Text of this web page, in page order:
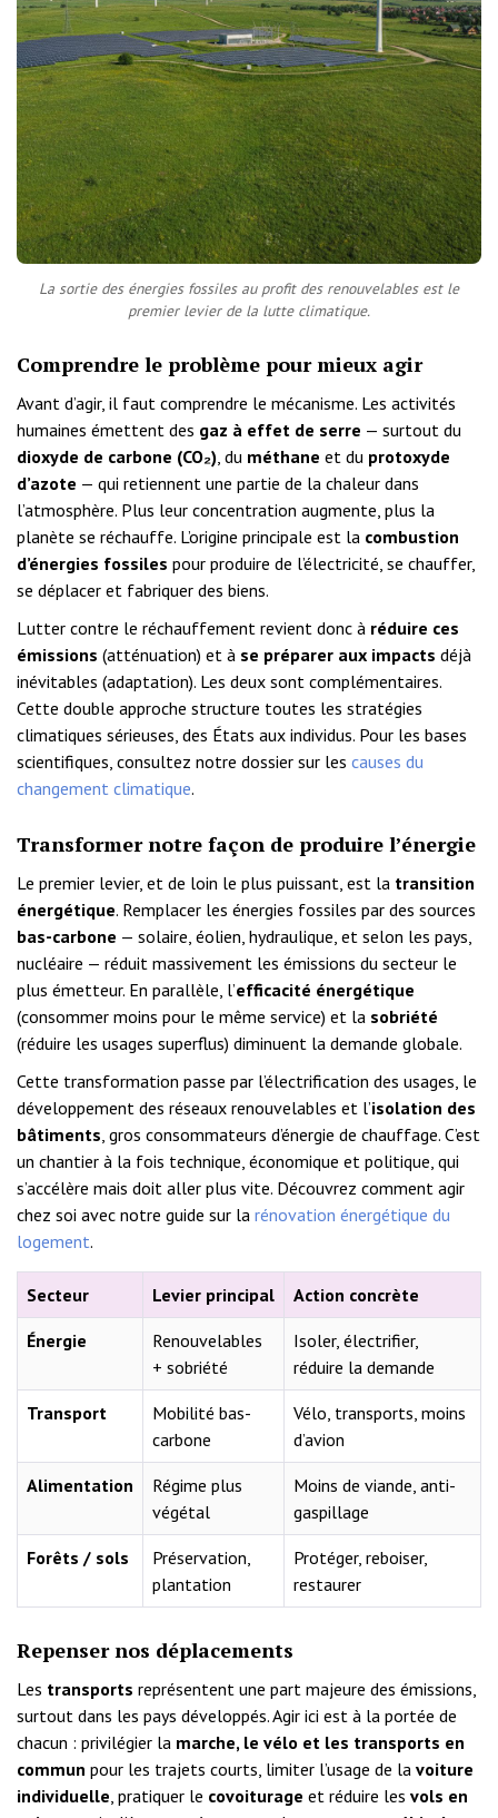
La sortie des énergies fossiles au profit des renouvelables est le
premier levier de la lutte climatique.
Comprendre le problème pour mieux agir
Avant d’agir, il faut comprendre le mécanisme. Les activités
humaines émettent des gaz à effet de serre — surtout du
dioxyde de carbone (CO₂), du méthane et du protoxyde
d’azote — qui retiennent une partie de la chaleur dans
l’atmosphère. Plus leur concentration augmente, plus la
planète se réchauffe. L’origine principale est la combustion
d’énergies fossiles pour produire de l’électricité, se chauffer,
se déplacer et fabriquer des biens.
Lutter contre le réchauffement revient donc à réduire ces
émissions (atténuation) et à se préparer aux impacts déjà
inévitables (adaptation). Les deux sont complémentaires.
Cette double approche structure toutes les stratégies
climatiques sérieuses, des États aux individus. Pour les bases
scientifiques, consultez notre dossier sur les causes du
changement climatique.
Transformer notre façon de produire l’énergie
Le premier levier, et de loin le plus puissant, est la transition
énergétique. Remplacer les énergies fossiles par des sources
bas-carbone — solaire, éolien, hydraulique, et selon les pays,
nucléaire — réduit massivement les émissions du secteur le
plus émetteur. En parallèle, l’efficacité énergétique
(consommer moins pour le même service) et la sobriété
(réduire les usages superflus) diminuent la demande globale.
Cette transformation passe par l’électrification des usages, le
développement des réseaux renouvelables et l’isolation des
bâtiments, gros consommateurs d’énergie de chauffage. C’est
un chantier à la fois technique, économique et politique, qui
s’accélère mais doit aller plus vite. Découvrez comment agir
chez soi avec notre guide sur la rénovation énergétique du
logement.
Secteur Levier principal Action concrète
Énergie
Renouvelables
+ sobriété
Isoler, électrifier,
réduire la demande
Transport
Mobilité bas-
carbone
Vélo, transports, moins
d’avion
Alimentation
Régime plus
végétal
Moins de viande, anti-
gaspillage
Forêts / sols
Préservation,
plantation
Protéger, reboiser,
restaurer
Repenser nos déplacements
Les transports représentent une part majeure des émissions,
surtout dans les pays développés. Agir ici est à la portée de
chacun : privilégier la marche, le vélo et les transports en
commun pour les trajets courts, limiter l’usage de la voiture
individuelle, pratiquer le covoiturage et réduire les vols en